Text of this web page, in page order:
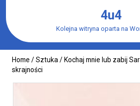
content
4u4
Kolejna witryna oparta na
Home /Sztuka / Kochaj mnie lub zabij
skrajności